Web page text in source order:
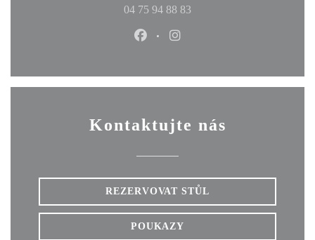
04 75 94 88 83
Facebook ((otevře se v novém
Kontaktujte nás
REZERVOVAT STŮL
POUKAZY